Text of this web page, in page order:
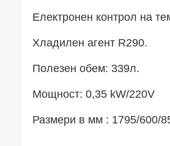
Електронен контрол на
Хладилен агент R290.
Полезен обем: 339л.
Мощност: 0,35 kW/220V
Размери в мм : 1795/600/